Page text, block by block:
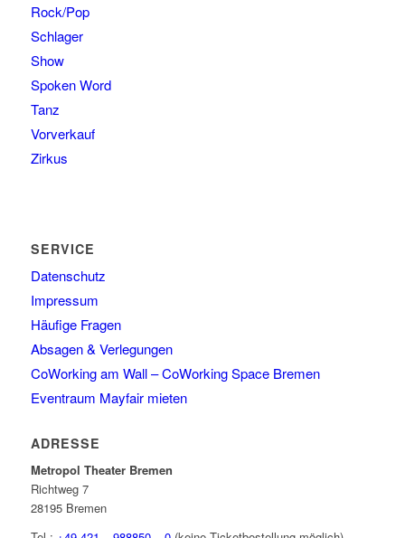
Rock/Pop
Schlager
Show
Spoken Word
Tanz
Vorverkauf
Zirkus
SERVICE
Datenschutz
Impressum
Häufige Fragen
Absagen & Verlegungen
CoWorking am Wall – CoWorking Space Bremen
Eventraum Mayfair mieten
ADRESSE
Metropol Theater Bremen
Richtweg 7
28195 Bremen